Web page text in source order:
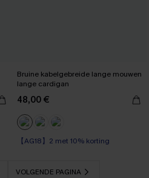
Bruine kabelgebreide lange mouwen
lange cardigan
48,00 €
【AG18】2 met 10% korting
VOLGENDE PAGINA